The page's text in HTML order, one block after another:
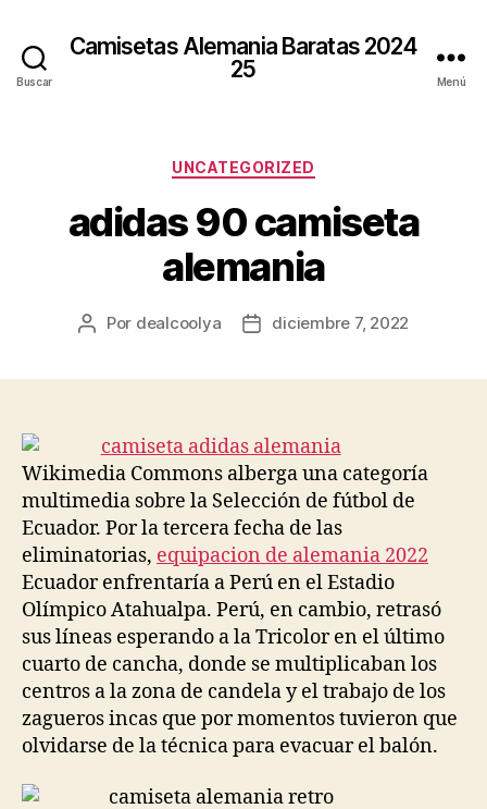
Buscar
Camisetas Alemania Baratas 2024
25
Menú
Categorías
UNCATEGORIZED
adidas 90 camiseta
alemania
Autor
Por dealcoolya
Fechadiciembre 7, 2022
Wikimedia Commons alberga una categoría
multimedia sobre la Selección de fútbol de
Ecuador. Por la tercera fecha de las
eliminatorias, equipacion de alemania 2022
Ecuador enfrentaría a Perú en el Estadio
Olímpico Atahualpa. Perú, en cambio, retrasó
sus líneas esperando a la Tricolor en el último
cuarto de cancha, donde se multiplicaban los
centros a la zona de candela y el trabajo de los
zagueros incas que por momentos tuvieron que
olvidarse de la técnica para evacuar el balón.